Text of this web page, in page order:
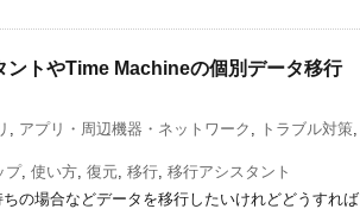
トやTime Machineの個別データ移行
, アプリ・周辺機器・ネットワーク , トラブル対策,
プ, 使い方, 復元, 移行, 移行アシスタント
の場合などデータを移行したいけれどどうすれば